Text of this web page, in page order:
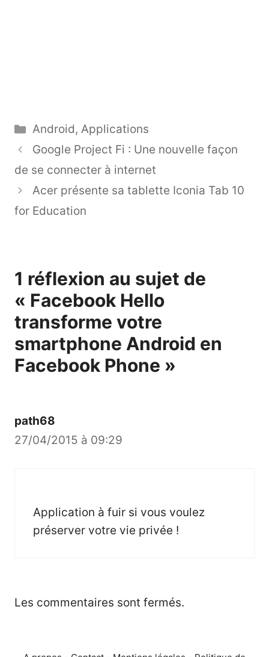
Catégories
Android,Applications
Google Project Fi : Une nouvelle façon
de se connecter à internet
Acer présente sa tablette Iconia Tab 10
for Education
1 réflexion au sujet de
« Facebook Hello
transforme votre
smartphone Android en
Facebook Phone »
path68
27/04/2015 à 09:29
Application à fuir si vous voulez
préserver votre vie privée !
Les commentaires sont fermés.